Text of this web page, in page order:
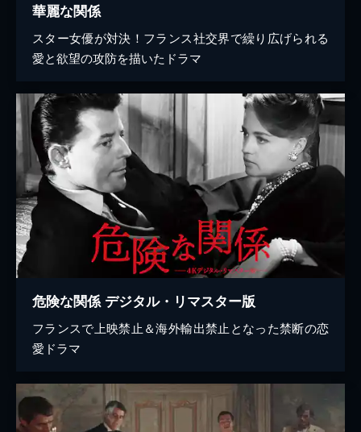
華麗な関係
スター女優が対決！フランス社交界で繰り広げられる
愛と欲望の攻防を描いたドラマ
危険な関係 デジタル・リマスター版
フランスで上映禁止＆海外輸出禁止となった禁断の恋
愛ドラマ